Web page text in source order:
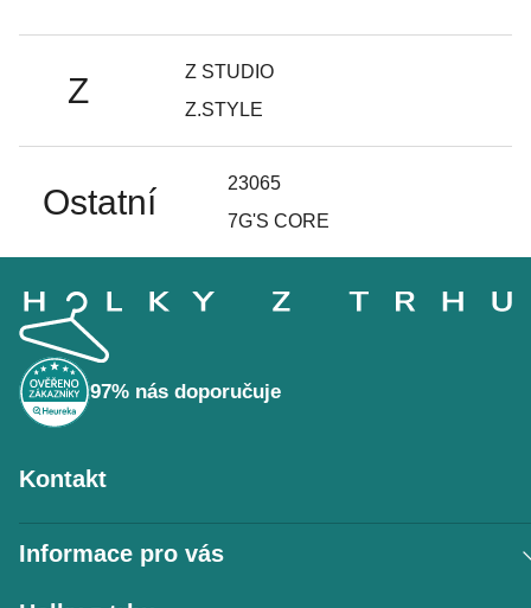
Z
Z STUDIO
Z.STYLE
Ostatní
23065
7G'S CORE
97% nás doporučuje
Kontakt
Informace pro vás